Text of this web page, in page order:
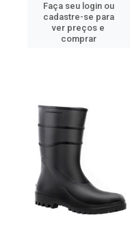
Faça seu login ou
cadastre-se para
ver preços e
comprar